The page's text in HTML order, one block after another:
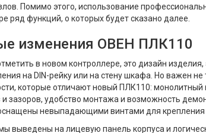
Помимо этого, использование
ряд функций, о которых будет сказано далее.
изменения ОВЕН ПЛК110
в новом контроллере, это дизайн
на DIN-рейку или на стену шкафа. Но важен не
которые отличают новый ПЛК110: монолитный
зазоров, удобство монтажа и возможность
невыпадающими винтами для крепления
выведены на лицевую панель корпуса и